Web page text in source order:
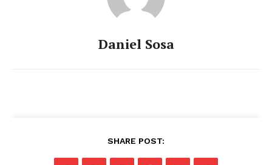
Daniel Sosa
SHARE POST: